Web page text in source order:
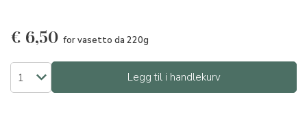
€ 6,50 for vasetto da 220g
Legg til i handlekurv